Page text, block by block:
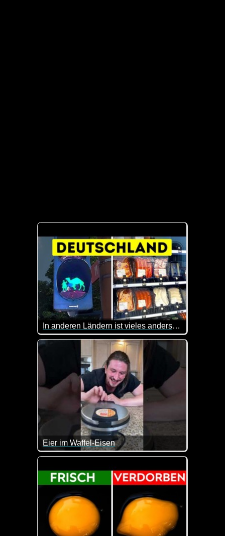
In anderen Ländern ist vieles anders, sieh selbst
Andere Länder, andere Sitten. Diesen Satz
Eier im Waffel-Eisen
Solltest du mal was Neues mit Eiern